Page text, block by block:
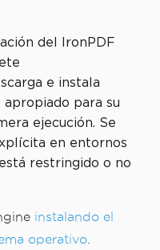
del IronPDF
e instala
para su
ejecución. Se
en entornos
restringido o no
instalando el
operativo.